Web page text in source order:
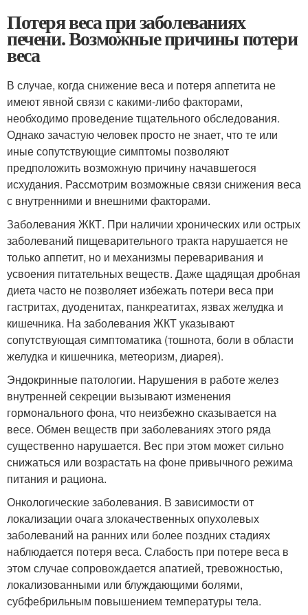
Потеря веса при заболеваниях
печени. Возможные причины потери
веса
В случае, когда снижение веса и потеря аппетита не
имеют явной связи с какими-либо факторами,
необходимо проведение тщательного обследования.
Однако зачастую человек просто не знает, что те или
иные сопутствующие симптомы позволяют
предположить возможную причину начавшегося
исхудания. Рассмотрим возможные связи снижения веса
с внутренними и внешними факторами.
Заболевания ЖКТ. При наличии хронических или острых
заболеваний пищеварительного тракта нарушается не
только аппетит, но и механизмы переваривания и
усвоения питательных веществ. Даже щадящая дробная
диета часто не позволяет избежать потери веса при
гастритах, дуоденитах, панкреатитах, язвах желудка и
кишечника. На заболевания ЖКТ указывают
сопутствующая симптоматика (тошнота, боли в области
желудка и кишечника, метеоризм, диарея).
Эндокринные патологии. Нарушения в работе желез
внутренней секреции вызывают изменения
гормонального фона, что неизбежно сказывается на
весе. Обмен веществ при заболеваниях этого ряда
существенно нарушается. Вес при этом может сильно
снижаться или возрастать на фоне привычного режима
питания и рациона.
Онкологические заболевания. В зависимости от
локализации очага злокачественных опухолевых
заболеваний на ранних или более поздних стадиях
наблюдается потеря веса. Слабость при потере веса в
этом случае сопровождается апатией, тревожностью,
локализованными или блуждающими болями,
субфебрильным повышением температуры тела.